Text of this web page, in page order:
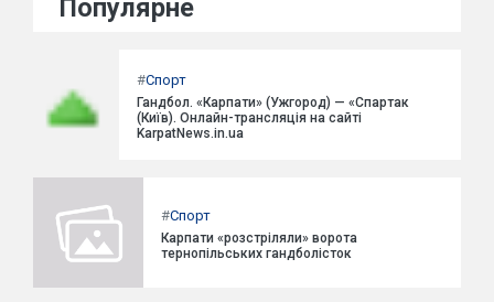
Популярне
#Спорт
Гандбол. «Карпати» (Ужгород) — «Спартак
(Київ). Онлайн-трансляція на сайті
KarpatNews.in.ua
#Спорт
Карпати «розстріляли» ворота
тернопільських гандболісток